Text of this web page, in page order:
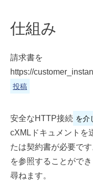
仕組み
請求書を
https://
投稿
安全なHTTP接続 を
cXMLドキュメントを
たは契約書が必要で
を参照することがで
尋ねます。